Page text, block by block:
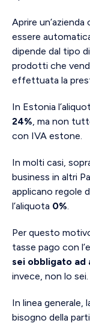
Aprire
essere
dipende dal tipo
prodotti che
effettuata la
In Estonia
24%, ma non
con IVA estone.
In molti casi,
business in altri
applicano regole
l’aliquota 0%.
Per questo
tasse pago con
sei obbligato ad
invece, non lo sei.
In linea generale,
bisogno della